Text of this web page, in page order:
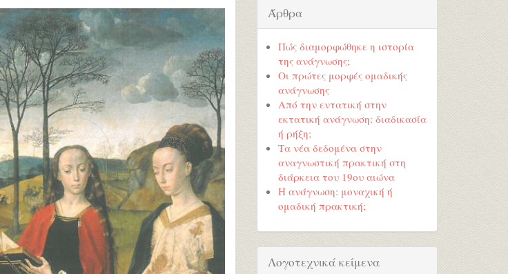
Άρθρα
Πώς διαμορφώθηκε η ιστορία
της ανάγνωσης;
Οι πρώτες μορφές ομαδικής
ανάγνωσης
Από την εντατική στην
εκτατική ανάγνωση: διαδικασία
ή ρήξη;
Τα νέα δεδομένα στην
αναγνωστική πρακτική στη
διάρκεια του 19ου αιώνα
Η ανάγνωση: μοναχική ή
ομαδική πρακτική;
Λογοτεχνικά κείμενα